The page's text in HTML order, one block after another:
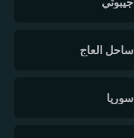
ساحل العاج
سوريا